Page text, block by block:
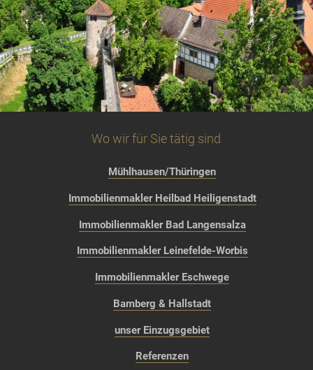
Wo wir für Sie tätig sind
Mühlhausen/Thüringen
Immobilienmakler Heilbad Heiligenstadt
Immobilienmakler Bad Langensalza
Immobilienmakler Leinefelde-Worbis
Immobilienmakler Eschwege
Bamberg & Hallstadt
unser Einzugsgebiet
Referenzen